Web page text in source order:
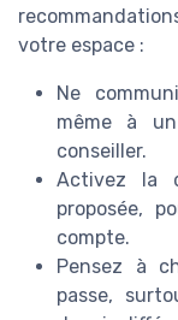
votre espace :
Ne
même à
conseiller.
Activez la
proposée,
compte.
Pensez à
passe,